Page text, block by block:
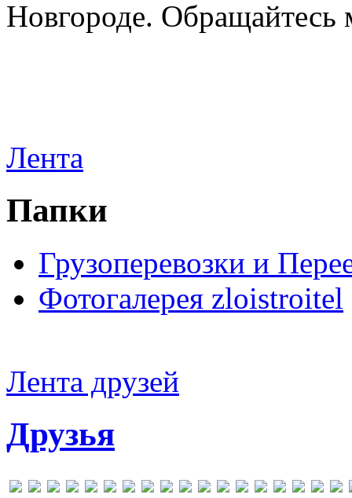
Новгороде.
Лента
Папки
Грузоперевозки и
Фотогалерея zloistroitel
Лента друзей
Друзья